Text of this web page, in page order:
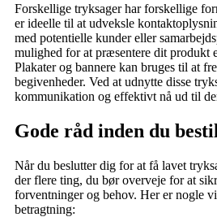
Forskellige tryksager har forskellige
er ideelle til at udveksle
med potentielle kunder eller
mulighed for at præsentere dit produkt
Plakater og bannere kan bruges til at
begivenheder. Ved at udnytte disse
kommunikation og effektivt nå ud til
Gode råd inden du
Når du beslutter dig for at få lavet
der flere ting, du bør overveje for at
forventninger og behov. Her er nogle
betragtning: